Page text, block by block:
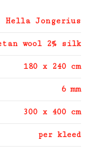
Hella Jongerius
wool 2% silk
180 x 240 cm
6 mm
300 x 400 cm
per kleed